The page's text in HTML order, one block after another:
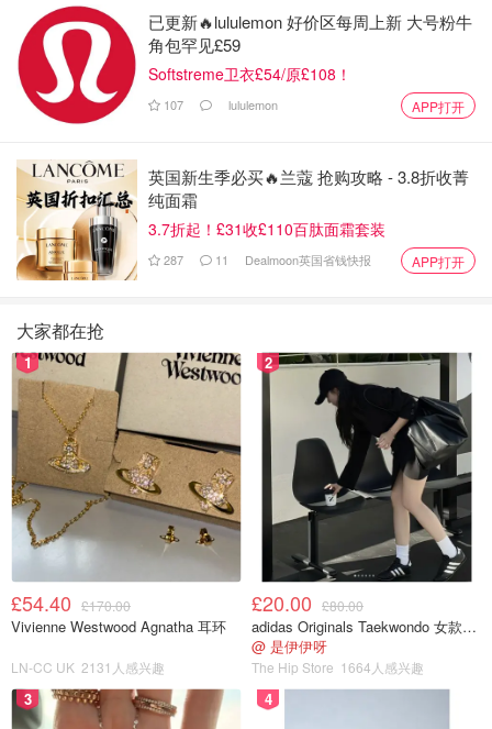
已更新🔥lululemon 好价区每周上新 大号粉牛
角包罕见£59
Softstreme卫衣£54/原£108！
107 lululemon APP打开
英国新生季必买🔥兰蔻 抢购攻略 - 3.8折收菁
纯面霜
3.7折起！£31收£110百肽面霜套装
287 11 Dealmoon英国省钱快报 APP打开
大家都在抢
1
£54.40 £170.00
Vivienne Westwood Agnatha 耳环
LN-CC UK 2131人感兴趣
2
£20.00 £80.00
adidas Originals Taekwondo 女款黑色运动鞋
@ 是伊伊呀
The Hip Store 1664人感兴趣
3 4